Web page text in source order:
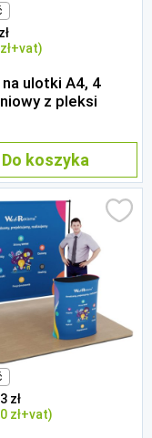
+vat)
ulotki A4, 4
z pleksi
Do koszyka
zł
zł+vat)